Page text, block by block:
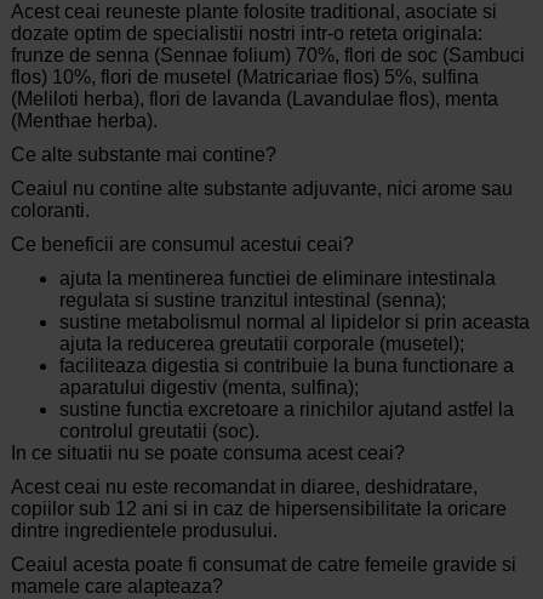
Acest ceai reuneste plante folosite traditional, asociate si
dozate optim de specialistii nostri intr-o reteta originala:
frunze de senna (Sennae folium) 70%, flori de soc (Sambuci
flos) 10%, flori de musetel (Matricariae flos) 5%, sulfina
(Meliloti herba), flori de lavanda (Lavandulae flos), menta
(Menthae herba).
Ce alte substante mai contine?
Ceaiul nu contine alte substante adjuvante, nici arome sau
coloranti.
Ce beneficii are consumul acestui ceai?
ajuta la mentinerea functiei de eliminare intestinala
regulata si sustine tranzitul intestinal (senna);
sustine metabolismul normal al lipidelor si prin aceasta
ajuta la reducerea greutatii corporale (musetel);
faciliteaza digestia si contribuie la buna functionare a
aparatului digestiv (menta, sulfina);
sustine functia excretoare a rinichilor ajutand astfel la
controlul greutatii (soc).
In ce situatii nu se poate consuma acest ceai?
Acest ceai nu este recomandat in diaree, deshidratare,
copiilor sub 12 ani si in caz de hipersensibilitate la oricare
dintre ingredientele produsului.
Ceaiul acesta poate fi consumat de catre femeile gravide si
mamele care alapteaza?